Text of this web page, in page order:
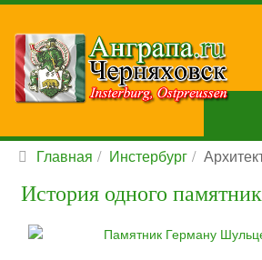
Главная Инстербург
История одного